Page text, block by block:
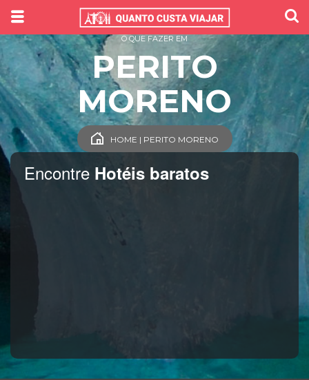
Encontre Hotéis baratos
O QUE FAZER EM
PERITO
MORENO
HOME | PERITO MORENO